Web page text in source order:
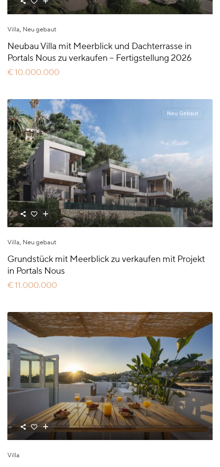
Villa, Neu gebaut
Neubau Villa mit Meerblick und Dachterrasse in
Portals Nous zu verkaufen – Fertigstellung 2026
€ 10.000.000
Neu Gebaut
Villa, Neu gebaut
Grundstück mit Meerblick zu verkaufen mit Projekt
in Portals Nous
€ 11.000.000
Villa